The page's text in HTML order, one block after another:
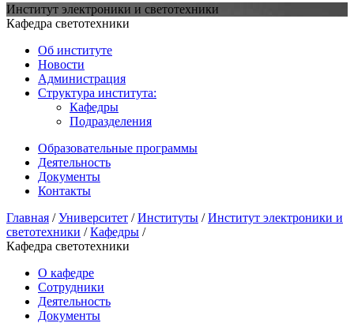
Институт электроники и светотехники
Кафедра светотехники
Об институте
Новости
Администрация
Структура института:
Кафедры
Подразделения
Образовательные программы
Деятельность
Документы
Контакты
Главная /Университет /Институты /Институт электроники и
светотехники /Кафедры /
Кафедра светотехники
О кафедре
Сотрудники
Деятельность
Документы